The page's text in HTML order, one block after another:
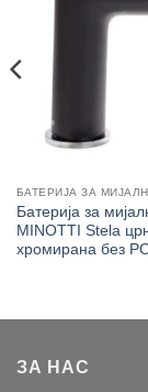
БАТЕРИЈА ЗА
Батерија за
MINOTTI Stela
хромирана без
ЗА НАС